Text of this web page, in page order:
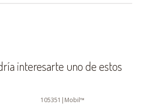
interesarte uno de estos
105351 | Mobil™